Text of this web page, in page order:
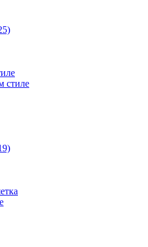
стиле